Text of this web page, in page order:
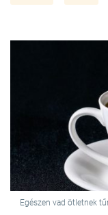
Egészen vad ötletnek